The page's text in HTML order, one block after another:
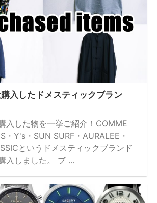
入したドメスティックブラン
入した物を一挙ご紹介！COMME
・Y's・SUN SURF・AURALEE・
というドメスティックブランド
入しました。 ブ ...